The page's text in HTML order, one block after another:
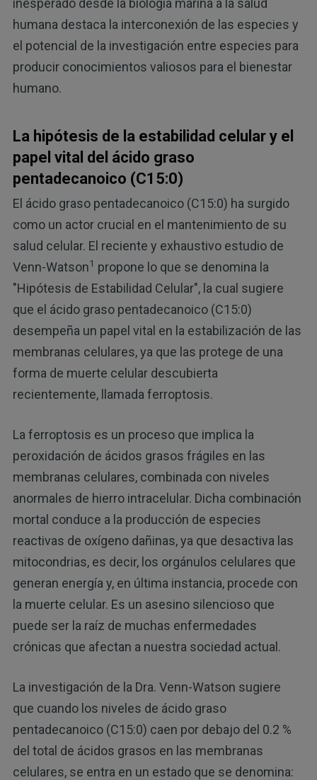
inesperado desde la biología marina a la salud
humana destaca la interconexión de las especies y
el potencial de la investigación entre especies para
producir conocimientos valiosos para el bienestar
humano.
La hipótesis de la estabilidad celular y el
papel vital del ácido graso
pentadecanoico (C15:0)
El ácido graso pentadecanoico (C15:0) ha surgido
como un actor crucial en el mantenimiento de su
salud celular. El reciente y exhaustivo estudio de
Venn-Watson1 propone lo que se denomina la
"Hipótesis de Estabilidad Celular", la cual sugiere
que el ácido graso pentadecanoico (C15:0)
desempeña un papel vital en la estabilización de las
membranas celulares, ya que las protege de una
forma de muerte celular descubierta
recientemente, llamada ferroptosis.
La ferroptosis es un proceso que implica la
peroxidación de ácidos grasos frágiles en las
membranas celulares, combinada con niveles
anormales de hierro intracelular. Dicha combinación
mortal conduce a la producción de especies
reactivas de oxígeno dañinas, ya que desactiva las
mitocondrias, es decir, los orgánulos celulares que
generan energía y, en última instancia, procede con
la muerte celular. Es un asesino silencioso que
puede ser la raíz de muchas enfermedades
crónicas que afectan a nuestra sociedad actual.
La investigación de la Dra. Venn-Watson sugiere
que cuando los niveles de ácido graso
pentadecanoico (C15:0) caen por debajo del 0.2 %
del total de ácidos grasos en las membranas
celulares, se entra en un estado que se denomina: